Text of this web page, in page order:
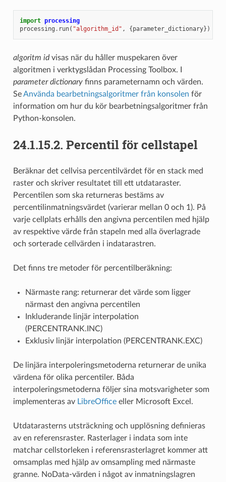
import processing
processing . run( "algorithm_id" , { parameter_dictionary})
algoritm idvisas när du håller muspekaren över
algoritmen i verktygslådan Processing Toolbox. I
parameter dictionaryfinns parameternamn och värden.
SeAnvända bearbetningsalgoritmer från konsolen för
information om hur du kör bearbetningsalgoritmer från
Python-konsolen.
24.1.15.2. Percentil för cellstapel
Beräknar det cellvisa percentilvärdet för en stack med
raster och skriver resultatet till ett utdataraster.
Percentilen som ska returneras bestäms av
percentilinmatningsvärdet (varierar mellan 0 och 1). På
varje cellplats erhålls den angivna percentilen med hjälp
av respektive värde från stapeln med alla överlagrade
och sorterade cellvärden i indatarastren.
Det finns tre metoder för percentilberäkning:
Närmaste rang: returnerar det värde som ligger
närmast den angivna percentilen
Inkluderande linjär interpolation
(PERCENTRANK.INC)
Exklusiv linjär interpolation (PERCENTRANK.EXC)
De linjära interpoleringsmetoderna returnerar de unika
värdena för olika percentiler. Båda
interpoleringsmetoderna följer sina motsvarigheter som
implementeras av LibreOfficeeller Microsoft Excel.
Utdatarasterns utsträckning och upplösning definieras
av en referensraster. Rasterlager i indata som inte
matchar cellstorleken i referensrasterlagret kommer att
omsamplas med hjälp av omsampling med närmaste
granne. NoData-värden i något av inmatningslagren